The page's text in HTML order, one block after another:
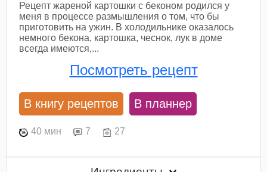
Рецепт жареной картошки с беконом родился у
меня в процессе размышления о том, что бы
приготовить на ужин. В холодильнике оказалось
немного бекона, картошка, чеснок, лук в доме
всегда имеются,...
Посмотреть рецепт
В книгу рецептов В планнер
40 мин 7 27